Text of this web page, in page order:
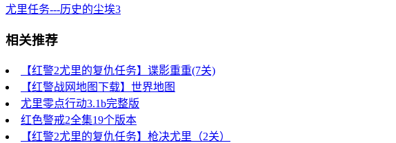
尤里任务---历史的尘埃3
相关推荐
【红警2尤里的复仇任务】谍影重重(7关)
【红警战网地图下载】世界地图
尤里零点行动3.1b完整版
红色警戒2全集19个版本
【红警2尤里的复仇任务】枪决尤里（2关）